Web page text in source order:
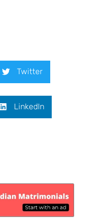
Twitter
LinkedIn